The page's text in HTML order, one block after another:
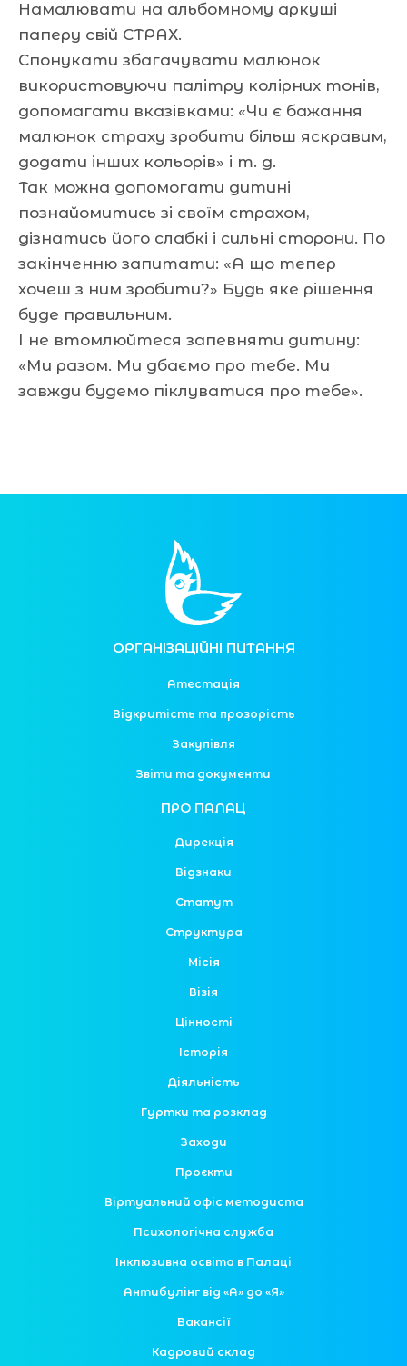
Намалювати на альбомному аркуші
паперу свій СТРАХ.
Спонукати збагачувати малюнок
використовуючи палітру колірних тонів,
допомагати вказівками: «Чи є бажання
малюнок страху зробити більш яскравим,
додати інших кольорів» і т. д.
Так можна допомогати дитині
познайомитись зі своїм страхом,
дізнатись його слабкі і сильні сторони. По
закінченню запитати: «А що тепер
хочеш з ним зробити?» Будь яке рішення
буде правильним.
І не втомлюйтеся запевняти дитину:
«Ми разом. Ми дбаємо про тебе. Ми
завжди будемо піклуватися про тебе».
ОРГАНІЗАЦІЙНІ ПИТАННЯ
Атестація
Відкритість та прозорість
Закупівля
Звіти та документи
ПРО ПАЛАЦ
Дирекція
Відзнаки
Статут
Структура
Місія
Візія
Цінності
Історія
Діяльність
Гуртки та розклад
Заходи
Проєкти
Віртуальний офіс методиста
Психологічна служба
Інклюзивна освіта в Палаці
Антибулінг від «А» до «Я»
Вакансії
Кадровий склад